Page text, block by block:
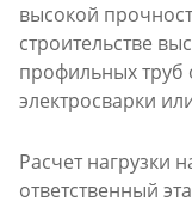
высокой
строительстве
профильных труб
электросварки
Расчет нагрузки
ответственный